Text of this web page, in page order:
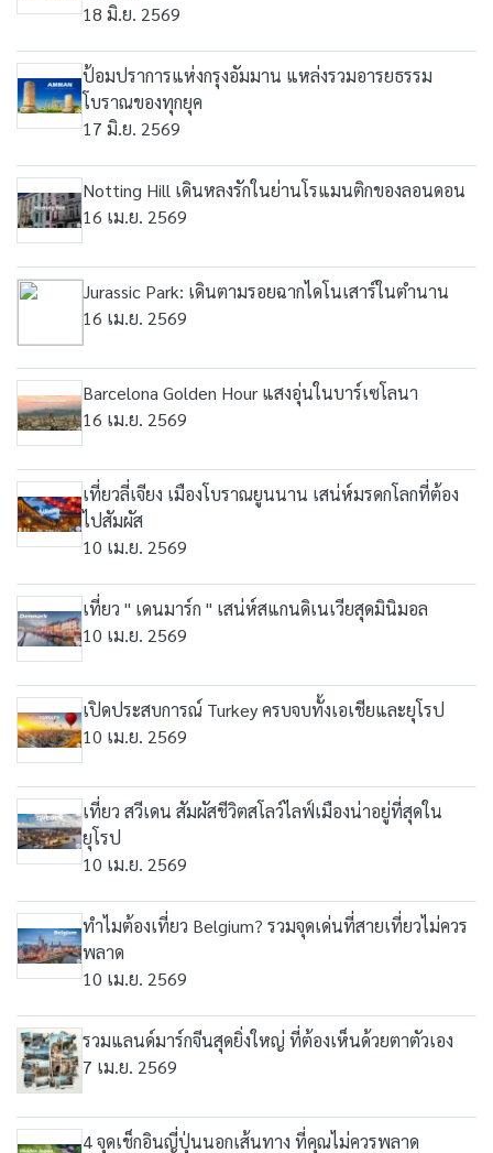
18 มิ.ย. 2569
ป้อมปราการแห่งกรุงอัมมาน แหล่งรวมอารยธรรม
โบราณของทุกยุค
17 มิ.ย. 2569
Notting Hill เดินหลงรักในย่านโรแมนติกของลอนดอน
16 เม.ย. 2569
Jurassic Park: เดินตามรอยฉากไดโนเสาร์ในตำนาน
16 เม.ย. 2569
Barcelona Golden Hour แสงอุ่นในบาร์เซโลนา
16 เม.ย. 2569
เที่ยวลี่เจียง เมืองโบราณยูนนาน เสน่ห์มรดกโลกที่ต้อง
ไปสัมผัส
10 เม.ย. 2569
เที่ยว " เดนมาร์ก " เสน่ห์สแกนดิเนเวียสุดมินิมอล
10 เม.ย. 2569
เปิดประสบการณ์ Turkey ครบจบทั้งเอเชียและยุโรป
10 เม.ย. 2569
เที่ยว สวีเดน สัมผัสชีวิตสโลว์ไลฟ์เมืองน่าอยู่ที่สุดใน
ยุโรป
10 เม.ย. 2569
ทำไมต้องเที่ยว Belgium? รวมจุดเด่นที่สายเที่ยวไม่ควร
พลาด
10 เม.ย. 2569
รวมแลนด์มาร์กจีนสุดยิ่งใหญ่ ที่ต้องเห็นด้วยตาตัวเอง
7 เม.ย. 2569
4 จุดเช็กอินญี่ปุ่นนอกเส้นทาง ที่คุณไม่ควรพลาด